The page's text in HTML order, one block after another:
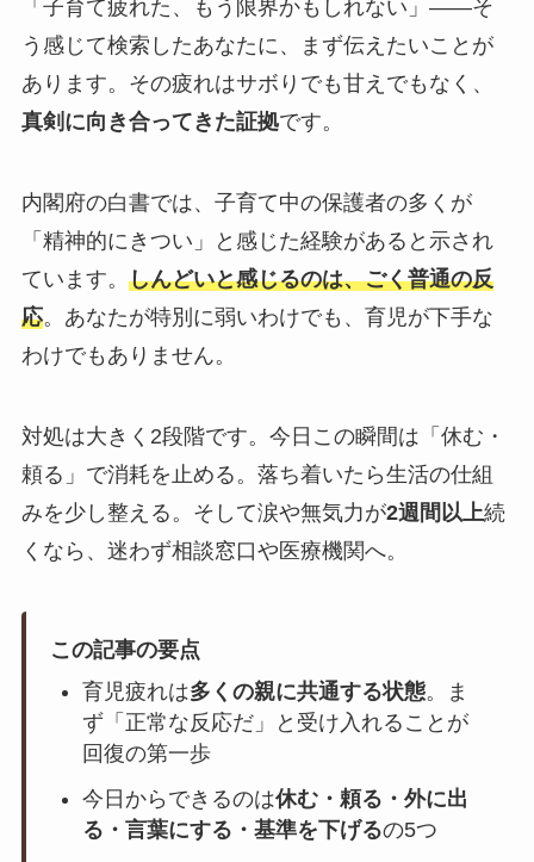
「子育て疲れた、もう限界かもしれない」——そ
う感じて検索したあなたに、まず伝えたいことが
あります。その疲れはサボりでも甘えでもなく、
真剣に向き合ってきた証拠です。
内閣府の白書では、子育て中の保護者の多くが
「精神的にきつい」と感じた経験があると示され
ています。 しんどいと感じるのは、ごく普通の反
応。あなたが特別に弱いわけでも、育児が下手な
わけでもありません。
対処は大きく2段階です。今日この瞬間は「休む・
頼る」で消耗を止める。落ち着いたら生活の仕組
みを少し整える。そして涙や無気力が2週間以上続
くなら、迷わず相談窓口や医療機関へ。
この記事の要点
育児疲れは多くの親に共通する状態。ま
ず「正常な反応だ」と受け入れることが
回復の第一歩
今日からできるのは休む・頼る・外に出
る・言葉にする・基準を下げるの5つ